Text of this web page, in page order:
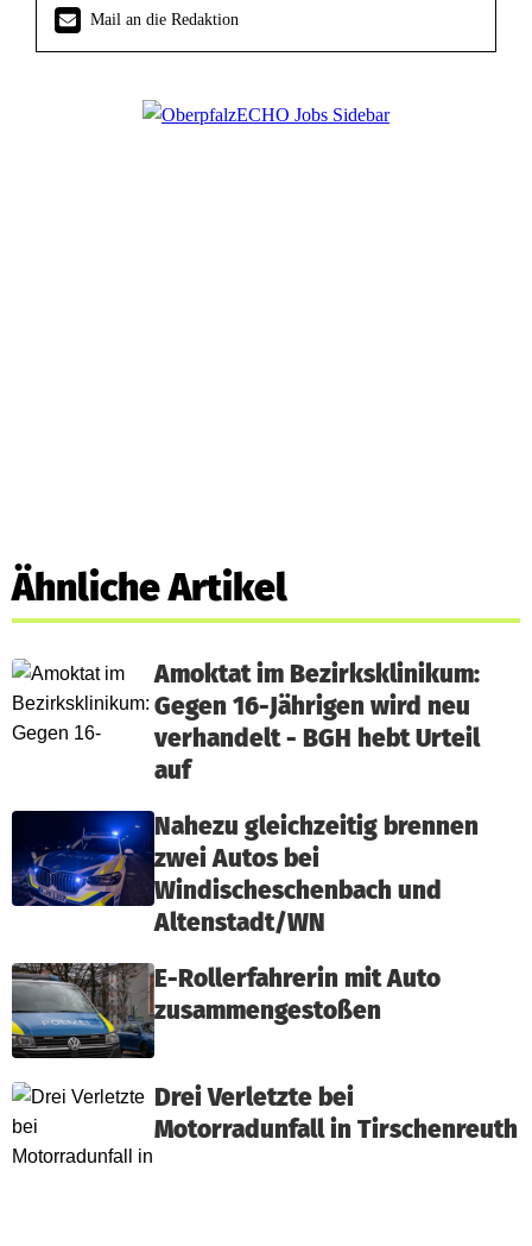
Mail an die Redaktion
Ähnliche Artikel
Amoktat im Bezirksklinikum:
Gegen 16-Jährigen wird neu
verhandelt - BGH hebt Urteil
auf
Nahezu gleichzeitig brennen
zwei Autos bei
Windischeschenbach und
Altenstadt/WN
E-Rollerfahrerin mit Auto
zusammengestoßen
Drei Verletzte bei
Motorradunfall in Tirschenreuth